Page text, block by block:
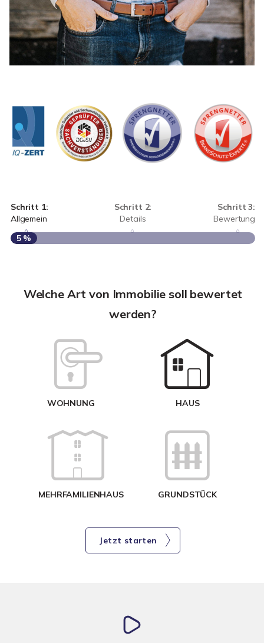
Schritt 1:
Allgemein
Schritt 2:
Details
Schritt 3:
Bewertung
5 %
Welche Art von Immobilie soll bewertet
werden?
WOHNUNG HAUS
MEHRFAMILIENHAUS GRUNDSTÜCK
Jetzt starten